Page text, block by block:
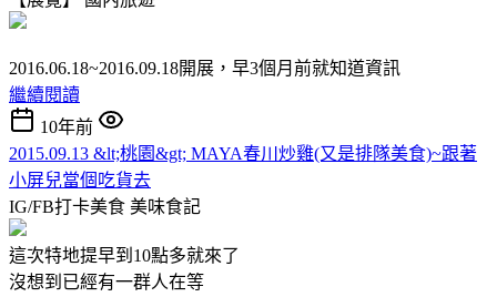
2016.06.18~2016.09.18開展，早3個月前就知道資訊
繼續閱讀
10年前
2015.09.13 &lt;桃園&gt; MAYA春川炒雞(又是排隊美食)~跟著
小屏兒當個吃貨去
IG/FB打卡美食 美味食記
這次特地提早到10點多就來了
沒想到已經有一群人在等